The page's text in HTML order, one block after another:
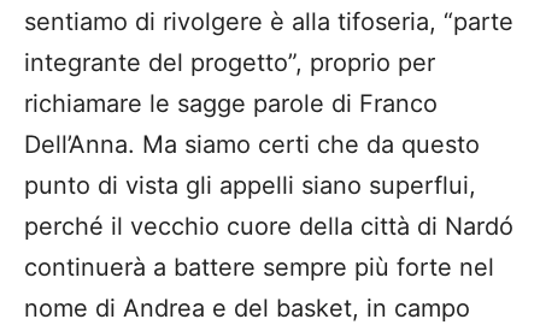
sentiamo di rivolgere è alla tifoseria, “parte
integrante del progetto”, proprio per
richiamare le sagge parole di Franco
Dell’Anna. Ma siamo certi che da questo
punto di vista gli appelli siano superflui,
perché il vecchio cuore della città di Nardó
continuerà a battere sempre più forte nel
nome di Andrea e del basket, in campo